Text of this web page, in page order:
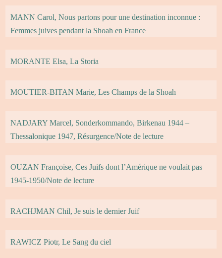
MANN Carol, Nous partons pour une destination inconnue :
Femmes juives pendant la Shoah en France
MORANTE Elsa, La Storia
MOUTIER-BITAN Marie, Les Champs de la Shoah
NADJARY Marcel, Sonderkommando, Birkenau 1944 –
Thessalonique 1947, Résurgence/Note de lecture
OUZAN Françoise, Ces Juifs dont l’Amérique ne voulait pas
1945-1950/Note de lecture
RACHJMAN Chil, Je suis le dernier Juif
RAWICZ Piotr, Le Sang du ciel